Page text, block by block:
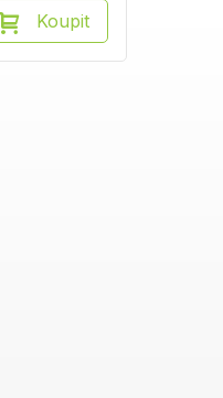
Koupit